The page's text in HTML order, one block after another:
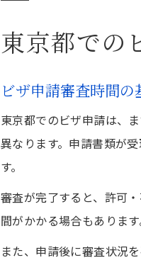
東京都での
ビザ申請審査時間
東京都でのビザ申請は、
異なります。申請書類が
す。
審査が完了すると、許可
間がかかる場合もありま
また、申請後に審査状況